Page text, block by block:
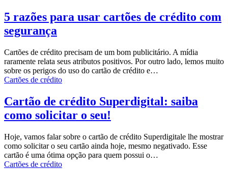
5 razões para usar cartões de crédito com
segurança
Cartões de crédito precisam de um bom publicitário. A mídia
raramente relata seus atributos positivos. Por outro lado, lemos muito
sobre os perigos do uso do cartão de crédito e…
Cartões de crédito
Cartão de crédito Superdigital: saiba
como solicitar o seu!
Hoje, vamos falar sobre o cartão de crédito Superdigitale lhe mostrar
como solicitar o seu cartão ainda hoje, mesmo negativado. Esse
cartão é uma ótima opção para quem possui o…
Cartões de crédito